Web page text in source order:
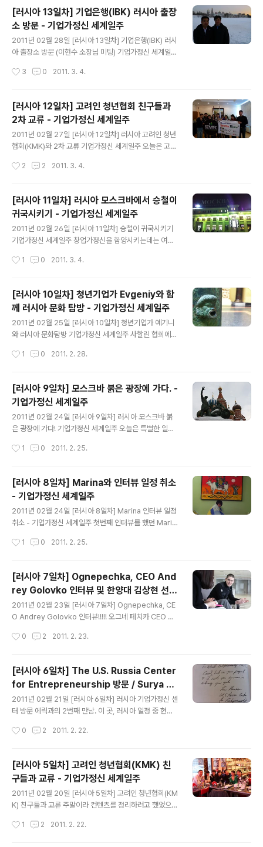
놓은 뷔페에서 식사를 하는데, 우리는 아는 분이 몇 분 없어
서 외딴 섬에 온 기분이였다. 게다가 다들 행사가 행사인 만
큼 수트를 입고 오시거나 한복을 입고 오셨는데, 우린 평상
복으로 와서 행사에 앉아있기가 부담스러워 멀찌감시 뒤에
서 행사를 지켜보았다. 아래 동영상은 러시아 대사관에서
행사를 끝나고 뷔페에서 식사를 하면서 안면이 있는 분들
[러시아 13일차] 기업은행(IBK) 러시아 출장
소 방문 - 기업가정신 세계일주
2011년 02월 28일 [러시아 13일차] 기업은행(IBK) 러시
아 출장소 방문 (이현수 소장님 미팅) 기업가정신 세계일주
다. 약속시간은 오후 2시. 진영이는 몸이 좋지 않아서 혼자
섰다. 단조로우면서도 은은한 느낌의 조명. 러시아 지하철
(쓰딴센 메트로)은 가히 러시아 예술의 집합이라 해도 무방
할 것 같다. 역마다 각기 다른 형태의 예술작품들로 구성되
어 있다. 러시아를 가면 환승통로 등 눈에 보이는 곳곳이 모
두 예술적으로 잘 꾸며 놓았다. 다양한 형식으로 꾸며져 있
1905역에서 내려 3번 출구로 나오라고 하셨는데, 그냥 직
3 0 2011. 3. 4.
[러시아 12일차] 고려인 청년협회 친구들과
2차 교류 - 기업가정신 세계일주
2011년 02월 27일 [러시아 12일차] 러시아 고려인 청년
협회(KMK)와 2차 교류 기업가정신 세계일주 오늘은 고려
회장님이 직접 와서 협회에 대한 설명과 상호 교류에 대해
갤러리에서 만나기로 했다. 커헉!! 우리는 그렇게 많은 인원
이 올 줄 예상하지 못했는데, 스타벅스를 가게를 전세를 냈
다. ㅋㅋ 의자 나르고 테이블 붙이고..... 그렇게 두번째 만남
이 시작되었다. 왼쪽부터 청년협회 회장인 블라, 이리나, 제
냐, 넬리, 리틀 샤샤 블라 회장은 재치와 함께 자신감 넘치
서 일하고 있다는데 정확하게 어떤 기관에서 무슨 일을 하
2 2 2011. 3. 4.
[러시아 11일차] 러시아 모스크바에서 승철이
귀국시키기 - 기업가정신 세계일주
2011년 02월 26일 [러시아 11일차] 승철이 귀국시키기
기업가정신 세계일주 창업가정신을 함양시키는데는 여러
주는 것이다. 열악한 환경과 각종 제약적인 환경에 던져 놓
응력을 기르면서 자연스레 생존력을 키우는 것이다. 승철
이가 바로 그런 성격에서 짧은 기간동안 옵저버 형식으로
우리 프로젝트에 참가하게 되었는데, 이 녀석 때문에 참 많
이 웃었던 것 같다. 잠시나마 함께 했던 승철이가 귀국하는
날이다. 여튼 2주 정도 함께 지내다가 이제 떠난다니 조금
조금 걱정이 되서 내가 공항까지 배웅을 해주었다. 오후 8
1 0 2011. 3. 4.
[러시아 10일차] 청년기업가 Evgeniy와 함
께 러시아 문화 탐방 - 기업가정신 세계일주
2011년 02월 25일 [러시아 10일차] 청년기업가 예기니
와 러시아 문화탐방 기업가정신 세계일주 사할린 협회에서
고 해서 우리는 모스크바와 러시아 탐방에 나섰다. 예기니
더니 우리와의 약속을 깜박했단다. (ㅡㅡ;;) 나는 러시아 전
통 사우나를 해보고 싶어서 그에게 물어보았으나 그도 잘
모른다고 했는데, 밤새서라도 알아보겠다고 했었다.(근데
안 알아본 듯?) 사우나 얘기는 없고, 미술관과 성당, 점심
겸 저녁식사를 함께 하고 난 뒤, 모스크바 대학을 구경하러
약속 장소에서 30분 넘게 기다렸으나 그는 오지 않았다.
1 0 2011. 2. 28.
[러시아 9일차] 모스크바 붉은 광장에 가다. -
기업가정신 세계일주
2011년 02월 24일 [러시아 9일차] 러시아 모스크바 붉
은 광장에 가다! 기업가정신 세계일주 오늘은 특별한 일정
레닌을 보러가려고 했건만, 어제 늦게까지 작업하고 승현
나니 10시 정도 되었다. 승철이가 아침에 일어나니 배가 아
프다고 해서 오늘 일정을 취소하고 병원에 가려고 했는데,
화장실을 갔다오더니 조금 괜찮아졌단다. (ㅡㅡ;;;;;;) 혹시
몰라서 승현이와 진영이 둘만 붉은 광장을 다녀오라고 했
는데, 승철이 녀석 좀 괜찮아졌다고 빨리 가자고 지가 먼저
이는 조용히 따라왔다. 이번에는 내가 길잡이를 했다. 러시
1 0 2011. 2. 25.
[러시아 8일차] Marina와 인터뷰 일정 취소
- 기업가정신 세계일주
2011년 02월 24일 [러시아 8일차] Marina 인터뷰 일정
취소 - 기업가정신 세계일주 첫번째 인터뷰를 했던 Marin
인터뷰 취소로 인해 우리는 공중에 붕 떠버렸다. 음. 이 친
신뢰성을 조금 떨어뜨렸다. 우리는 다음 주에 인터뷰하자
고 했으나 아직 이멜로 답신이 없다. 약속 취소 사유가 시험
을 봐서 인터뷰가 어렵다고 일정 하루 전 날 연락을 주는 바
람에 우리는 졸지에 낙동강 오리알이 되어 버렸다. '머. 이
런 날도 있고 그런거지' 오늘은 쉬면서 컨텐츠 정리나 하자
내일 일정도 없으니 만날 수 있는 사람들을 연락해서 일정
1 0 2011. 2. 25.
[러시아 7일차] Ognepechka, CEO And
rey Golovko 인터뷰 및 한양대 김상현 선생
님과의 대화 - 기업가정신 세계일주
2011년 02월 23일 [러시아 7일차] Ognepechka, CE
O Andrey Golovko 인터뷰!!!!! 오그네 페치카 CEO An
다. 컨텐츠도 좀 쓰고, 자료 조사도 좀 하고 말이다. 밖에 나
이동하면서. 앤드류가 운영하고 있는 회사는 오그네 페치
카, 벽난로를 제작하는 회사다. 러시아에서는 추우니까 1년
내내 할 수 있는 아이템이기도 하다. 벽난로를 제작하는 젊
은 청년창업가. 그는 어떤 친구일까? 사전에 그의 블로그를
통해 정보를 좀 찾았다. 하지만, 대략 난감!! 당근 러시아어
비슷한 느낌을 받을지도 모르겠다. 하지만,..
0 2 2011. 2. 23.
[러시아 6일차] The U.S. Russia Center
for Entrepreneurship 방문 / Surya Fa
shions, CEO Ravie 인터뷰 - 기업가정신
세계일주
2011년 02월 21일 [러시아 6일차] 러시아 기업가정신 센
터 방문 에릭과의 2번째 만남. 이 곳, 러시아 일정 중 현지
r Entrepreneurship)에서 섭외해준 것이다. 일정은 모
터뷰 하면서 느끼는 것이지만, 참 괜찮은 창업가들을 소개
시켜주어 너무 고마웠다. G20 YEA에서 그와 간단하게 인
사만 나눈 그. 이 프로젝트를 왜 하느냐에 대한 질문에 영어
로 대답하려니 버벅;;거리며 겨우 대답했다. 충분한 설명은
아니였지만 의미정도만 전달한 듯 하다. 앞으로도 이런 질
도록 준비를 틈틈이 해야겠다. 그 건물에 러..
0 2 2011. 2. 22.
[러시아 5일차] 고려인 청년협회(KMK) 친
구들과 교류 - 기업가정신 세계일주
2011년 02월 20일 [러시아 5일차] 고려인 청년협회(KM
K) 친구들과 교류 주말이라 컨텐츠를 정리하려고 했었으
들과 교류를 했다. 대학생도 있고, 나보다 나이 많은 형도
1 2 2011. 2. 22.